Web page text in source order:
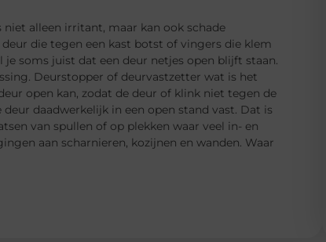
alleen irritant, maar kan ook schade
die tegen een kast botst of vingers die klem
soms juist dat een deur netjes open blijft staan.
Deurstopper of deurvastzetter wat is het
open kan, zodat de deur of klink niet tegen de
daadwerkelijk in een open stand vast. Dat is
van spullen of op plekken waar veel in- en
aan scharnieren, kozijnen en wanden. Waar